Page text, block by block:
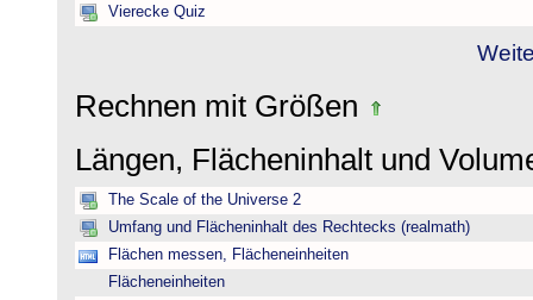
Vierecke Quiz
Rechnen mit Größen
Längen, Flächeninhalt und
The Scale of the Universe 2
Umfang und Flächeninhalt des Rechtecks (realmath)
Flächen messen, Flächeneinheiten
Flächeneinheiten